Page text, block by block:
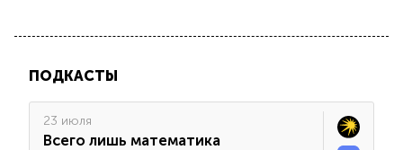
ПОДКАСТЫ
23 июля
Всего лишь математика